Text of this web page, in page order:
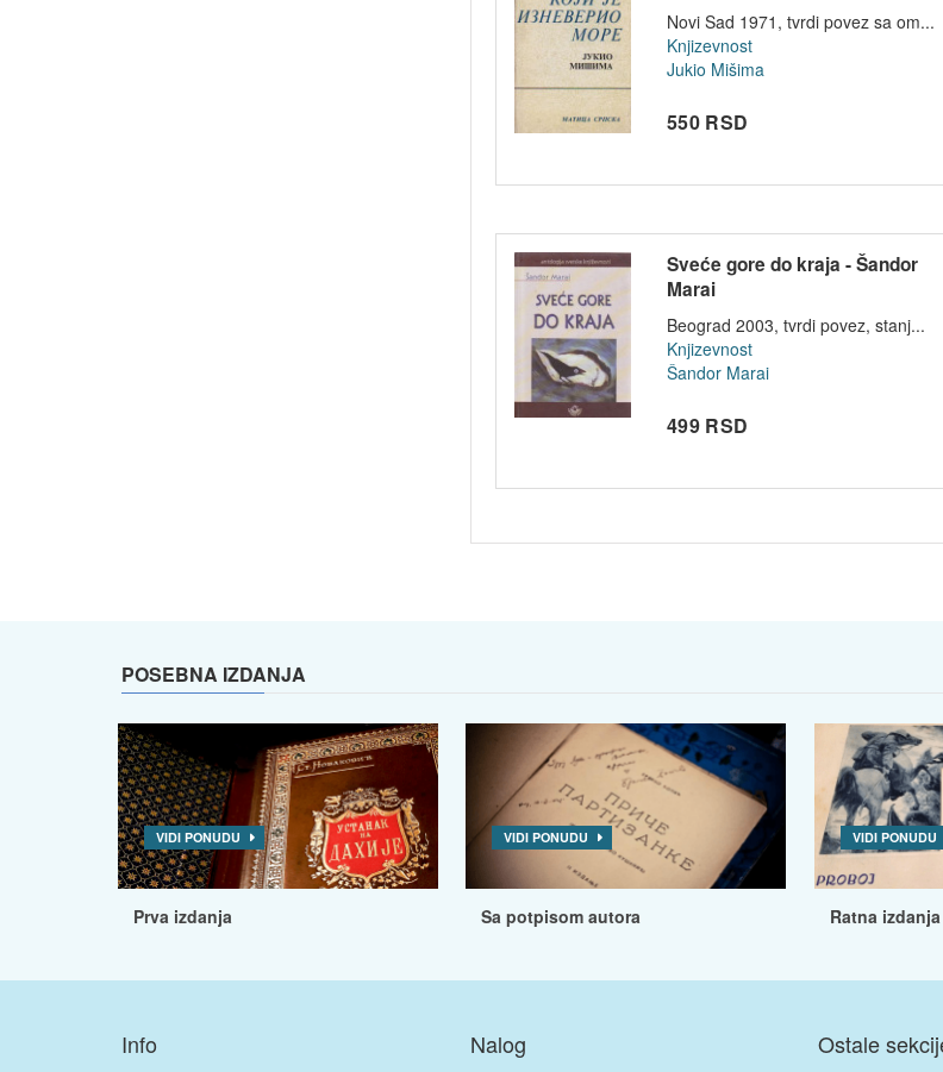
Novi Sad 1971, tvrdi povez sa om...
Knjizevnost
Jukio Mišima
550 RSD
Sveće gore do kraja - Šandor
Marai
Beograd 2003, tvrdi povez, stanj...
Knjizevnost
Šandor Marai
499 RSD
POSEBNA IZDANJA
VIDI PONUDU
Prva izdanja
VIDI PONUDU
Sa potpisom autora
VIDI PONUDU
Ratna izdanja
Info Nalog Ostale